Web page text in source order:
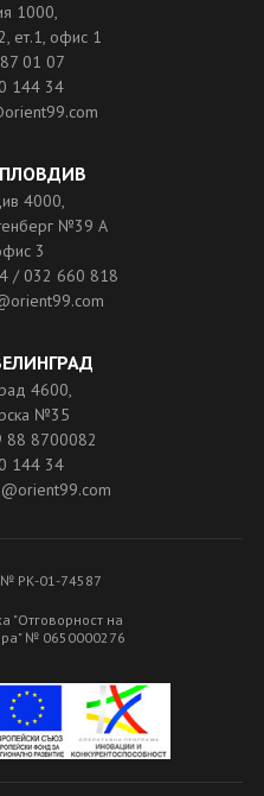
1000,
ет.1, офис 1
01 07
144 34
4000,
№39 A
3
/ 032 660 818
4600,
№35
88 8700082
144 34
РК-01-74587
"Отговорност на
№ 0650000276